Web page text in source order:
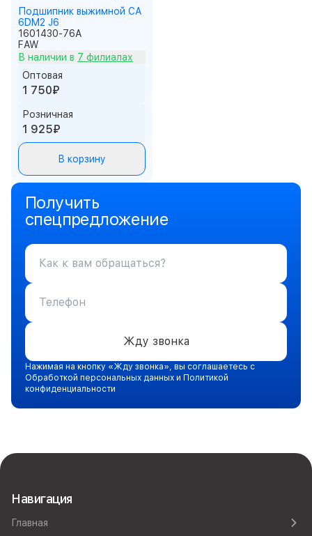
Подшипник выжимной CA
6DM2 J6
1601430-76A
FAW
В наличии в 7 филиалах
Оптовая
1 750₽
Розничная
1 925₽
В корзину
Получить
спецпредложение
Жду звонка
Нажимая на кнопку «Жду звонка», вы соглашаетесь с
Обработкой персональных данных и Политикой
конфиденциальности
Навигация
Главная